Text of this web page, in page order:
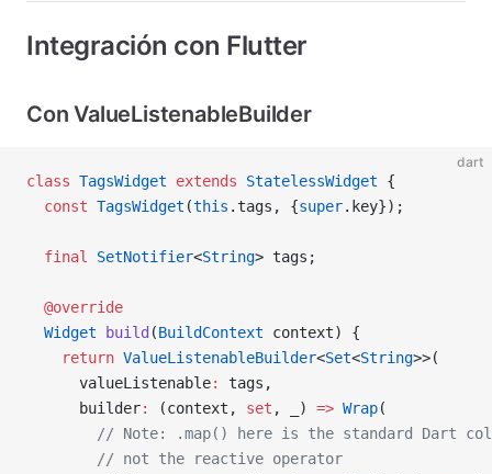
Integración con Flutter
Con ValueListenableBuilder
dart
class TagsWidget extends StatelessWidget {
  const
TagsWidget (this .tags, {super.key});
  final
SetNotifier<String> tags;
  @override
  Widget
build (BuildContext context) {
    return
ValueListenableBuilder<Set<String>>(
      valueListenable
:
tags,
      builder
: (context, set , _) => Wrap(
// Note: .map() here is the standard Dart
        // not the reactive operator